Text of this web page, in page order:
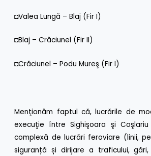
◘Valea Lungă – Blaj (Fir I)
◘Blaj – Crăciunel (Fir II)
◘Crăciunel – Podu Mureş (Fir I)
Menţionăm faptul că, lucrările de
execuţie între Sighişoara şi
complexă de lucrări feroviare (linii,
siguranță și dirijare a traficului,